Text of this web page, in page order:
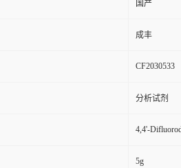
国产
成丰
CF2030533
分析试剂
4,4'-
5g